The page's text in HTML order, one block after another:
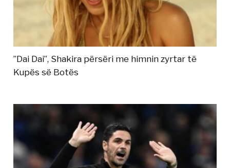
”Dai Dai”, Shakira përsëri me himnin zyrtar të
Kupës së Botës